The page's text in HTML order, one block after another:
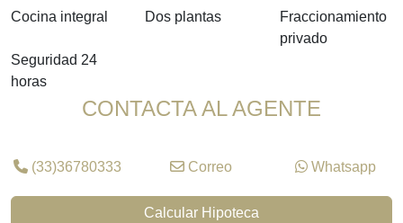
Cocina integral
Dos plantas
Fraccionamiento
privado
Seguridad 24
horas
CONTACTA AL AGENTE
(33)36780333 Correo Whatsapp
Calcular Hipoteca